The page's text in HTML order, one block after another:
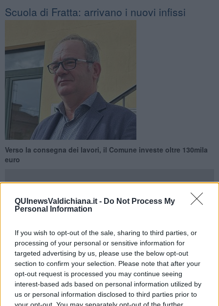
QUInewsValdichiana.it - Do Not Process My
Personal Information
If you wish to opt-out of the sale, sharing to third parties, or
processing of your personal or sensitive information for
targeted advertising by us, please use the below opt-out
section to confirm your selection. Please note that after your
opt-out request is processed you may continue seeing
interest-based ads based on personal information utilized by
us or personal information disclosed to third parties prior to
Scuola di Fratta: arrivano i nuovi infissi
Verso la consegna dei lavori, il Comune investe oltre 130mila
euro
scolastico di Fratta, il Comune di Cortona ha completato
l’individuazione della ditta esecutrice che avrà il compito di
effettuare le opere di efficientemente energetico dell’immobile.
Complessivamentel’Amministrazione comunale ha previsto
96mila euro per la sostituzione degli infissi esterni e 40mila
euro per lavori di adeguamento dell’impianto termico. Le opere
saranno realizzate senza creare interruzioni alla didattica, nei giorni
in cui non sono previste lezioni, senza impattare sul personale e